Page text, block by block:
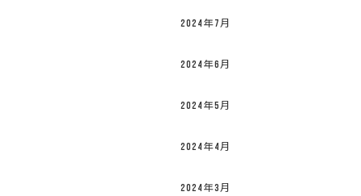
2024年7月
2024年6月
2024年5月
2024年4月
2024年3月